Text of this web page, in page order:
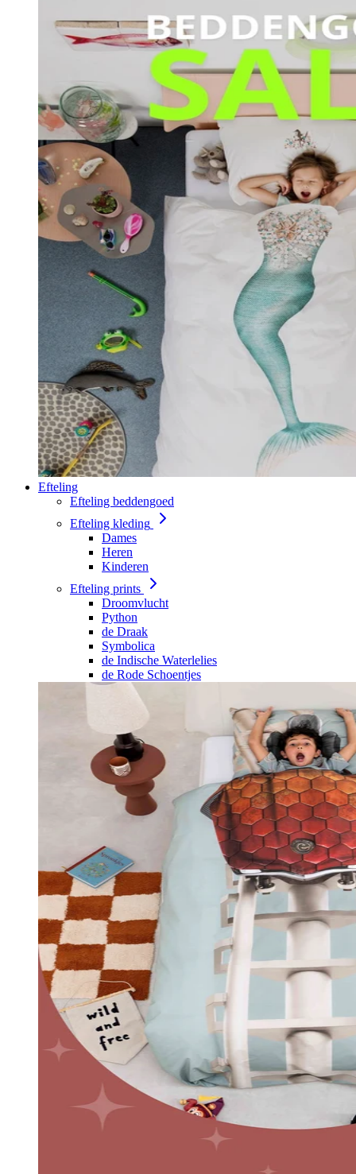
Efteling
Efteling beddengoed
Efteling kleding
Dames
Heren
Kinderen
Efteling prints
Droomvlucht
Python
de Draak
Symbolica
de Indische Waterlelies
de Rode Schoentjes